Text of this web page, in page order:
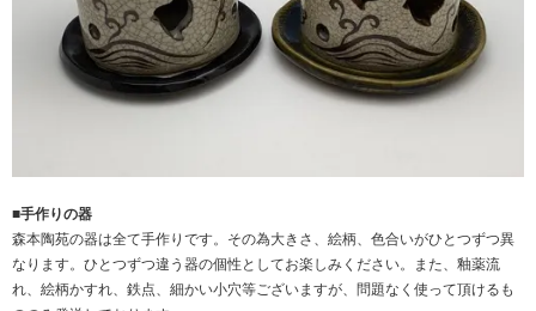
■手作りの器
森本陶苑の器は全て手作りです。その為大きさ、絵柄、色合いがひとつずつ異
なります。ひとつずつ違う器の個性としてお楽しみください。また、釉薬流
れ、絵柄かすれ、鉄点、細かい小穴等ございますが、問題なく使って頂けるも